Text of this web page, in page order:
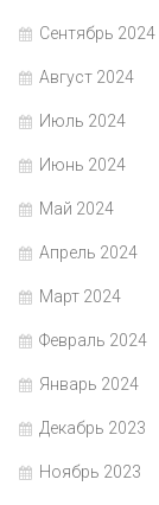
Сентябрь 2024
Август 2024
Июль 2024
Июнь 2024
Май 2024
Апрель 2024
Март 2024
Февраль 2024
Январь 2024
Декабрь 2023
Ноябрь 2023